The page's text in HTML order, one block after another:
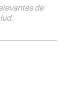
de